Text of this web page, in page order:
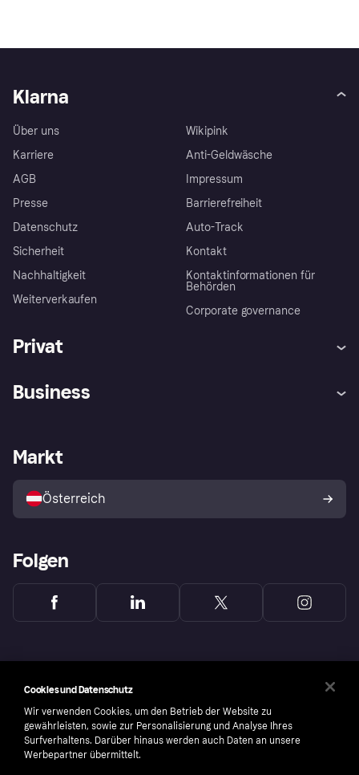
Klarna
Über uns
Karriere
AGB
Presse
Datenschutz
Sicherheit
Nachhaltigkeit
Weiterverkaufen
Wikipink
Anti-Geldwäsche
Impressum
Barrierefreiheit
Auto-Track
Kontakt
Kontaktinformationen für
Behörden
Corporate governance
Privat
Shops entdecken
Business
Händlerportal
Markt
Österreich
Folgen
Cookies und Datenschutz
Wir verwenden Cookies, um den Betrieb der Website zu
gewährleisten, sowie zur Personalisierung und Analyse Ihres
Surfverhaltens. Darüber hinaus werden auch Daten an unsere
Werbepartner übermittelt.